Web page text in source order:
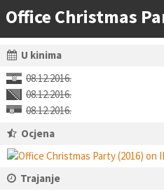
Office Christmas
U kinima
08.12.2016.
08.12.2016.
08.12.2016.
Ocjena
Trajanje